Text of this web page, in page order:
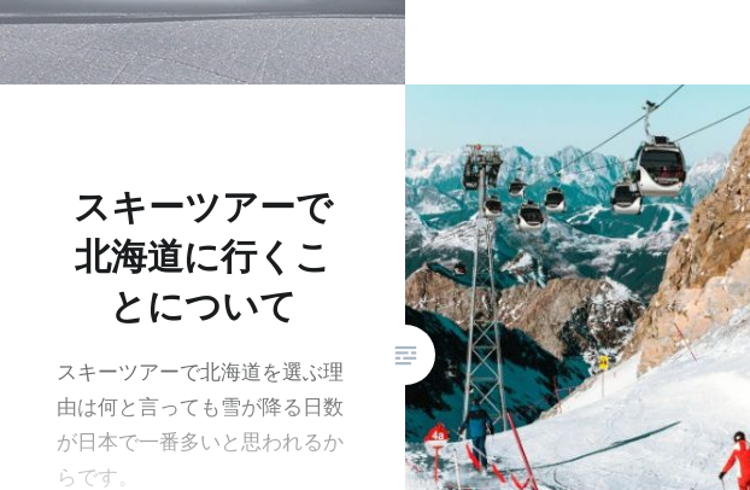
スキーツアーで
北海道に行くこ
とについて
スキーツアーで北海道を選ぶ理
由は何と言っても雪が降る日数
が日本で一番多いと思われるか
らです。